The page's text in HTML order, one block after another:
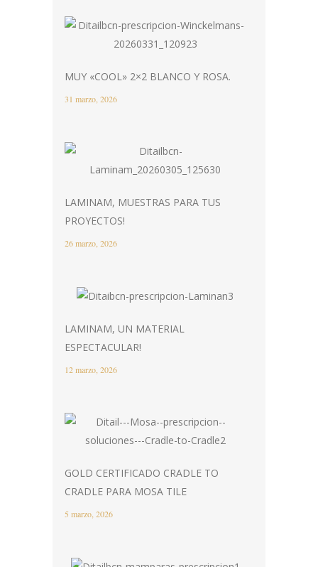
MUY «COOL» 2×2 BLANCO Y ROSA.
31 marzo, 2026
LAMINAM, MUESTRAS PARA TUS
PROYECTOS!
26 marzo, 2026
LAMINAM, UN MATERIAL
ESPECTACULAR!
12 marzo, 2026
GOLD CERTIFICADO CRADLE TO
CRADLE PARA MOSA TILE
5 marzo, 2026